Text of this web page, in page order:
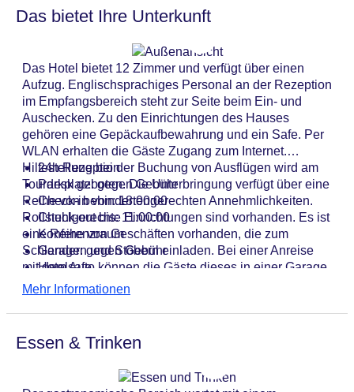
Das bietet Ihre Unterkunft
Das Hotel bietet 12 Zimmer und verfügt über einen
Aufzug. Englischsprachiges Personal an der Rezeption
im Empfangsbereich steht zur Seite beim Ein- und
Auschecken. Zu den Einrichtungen des Hauses
gehören eine Gepäckaufbewahrung und ein Safe. Per
WLAN erhalten die Gäste Zugang zum Internet.
Hilfestellung bei der Buchung von Ausflügen wird am
Tourdesk geboten. Die Unterbringung verfügt über eine
Reihe von behindertengerechten Annehmlichkeiten.
Rollstuhlgerechte Einrichtungen sind vorhanden. Es ist
eine Reihe von Geschäften vorhanden, die zum
Schlendern und Stöbern einladen. Bei einer Anreise
mit dem Auto können die Gäste dieses in einer Garage
(gegen Gebühr) oder auf dem Parkplatz (gegen
eine Autovermietung, ein Transferservice, ein
Zimmerservice, ein Weckdienst, ein Wäscheservice,
eine Münzwäscherei und ein eigener Shuttlebus. Bei
Geschäftlichem hilft das Business-Center gerne weiter
und bietet ein Faxgerät an.
24h Rezeption
Parkplatz: gegen Gebühr
Check-in von: 18:00:00
Check-out bis: 11:00:00
Konferenzraum
Garage: gegen Gebühr
Hotelsafe
WLAN/WiFi im Hotel
Anzahl der Aufzüge: 1
Haustiere: gegen Gebühr
Zimmerservice
Gesamtanzahl der Zimmer: 12
Landeskategorie: 4 Sterne
Mehr Informationen
Essen & Trinken